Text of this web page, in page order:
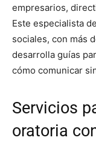
empresarios,
Este especialista
sociales, con más
desarrolla guías
cómo comunicar
Servicios
oratoria